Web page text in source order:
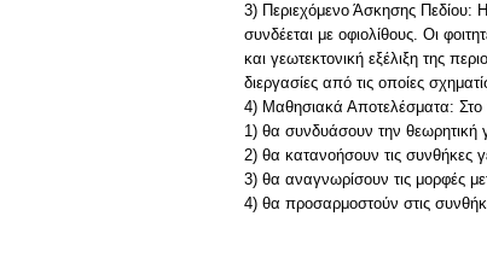
3) Περιεχόμενο Άσκησης Πεδίου:
συνδέεται με οφιολίθους. Οι
και γεωτεκτονική εξέλιξη της
διεργασίες από τις οποίες
4) Μαθησιακά Αποτελέσματα: Στο
1) θα συνδυάσουν την θεωρητική
2) θα κατανοήσουν τις συνθήκες
3) θα αναγνωρίσουν τις μορφές
4) θα προσαρμοστούν στις